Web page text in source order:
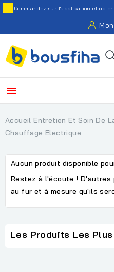
Commandez sur l'application et

Accueil Entretien Et Soin De
Chauffage Electrique
Aucun produit disponible
Restez à l'écoute !
au fur et à mesure qu'ils
Les Produits Les